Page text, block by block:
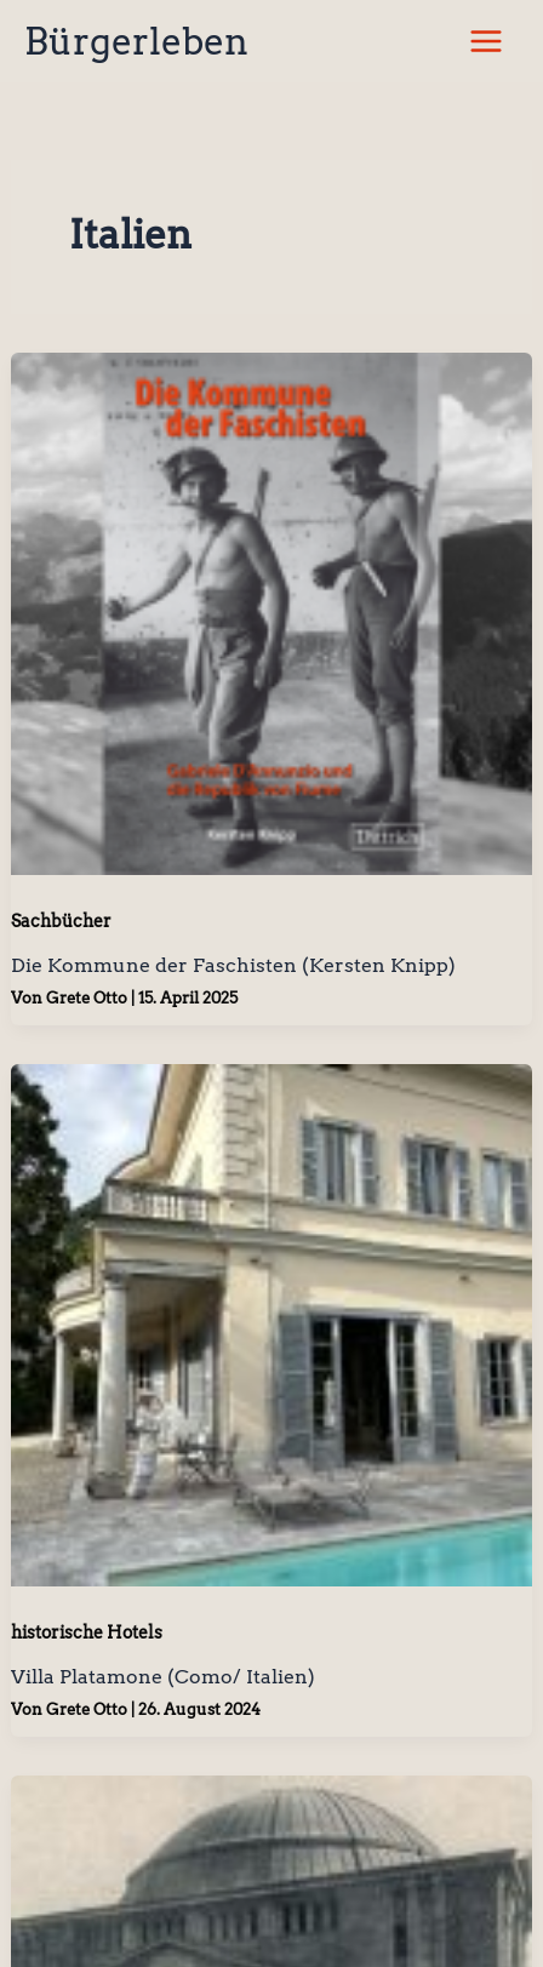
InhaltBürgerleben
Italien
Sachbücher
Die Kommune der Faschisten (Kersten Knipp)
Von Grete Otto 15. April 2025
historische Hotels
Villa Platamone (Como/ Italien)
Von Grete Otto 26. August 2024